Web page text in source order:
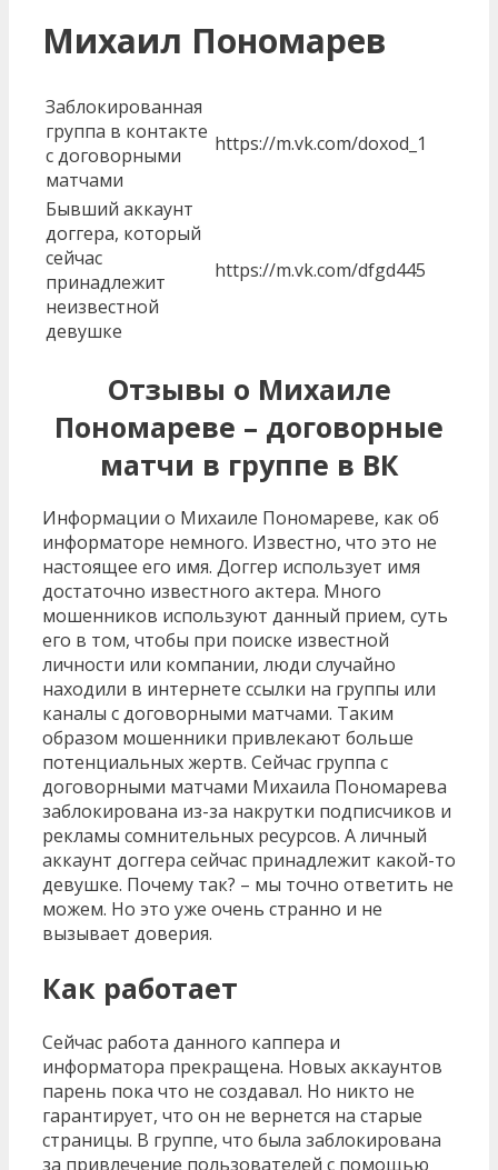
Михаил Пономарев
Заблокированная
группа в контакте
с договорными
матчами
https://m.vk.com/doxod_1
Бывший аккаунт
доггера, который
сейчас
принадлежит
неизвестной
девушке
https://m.vk.com/dfgd445
Отзывы о Михаиле
Пономареве – договорные
матчи в группе в ВК
Информации о Михаиле Пономареве, как об
информаторе немного. Известно, что это не
настоящее его имя. Доггер использует имя
достаточно известного актера. Много
мошенников используют данный прием, суть
его в том, чтобы при поиске известной
личности или компании, люди случайно
находили в интернете ссылки на группы или
каналы с договорными матчами. Таким
образом мошенники привлекают больше
потенциальных жертв. Сейчас группа с
договорными матчами Михаила Пономарева
заблокирована из-за накрутки подписчиков и
рекламы сомнительных ресурсов. А личный
аккаунт доггера сейчас принадлежит какой-то
девушке. Почему так? – мы точно ответить не
можем. Но это уже очень странно и не
вызывает доверия.
Как работает
Сейчас работа данного каппера и
информатора прекращена. Новых аккаунтов
парень пока что не создавал. Но никто не
гарантирует, что он не вернется на старые
страницы. В группе, что была заблокирована
за привлечение пользователей с помощью